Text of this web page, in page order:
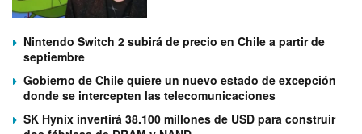
Nintendo Switch 2 subirá de precio en Chile a partir de
septiembre
Gobierno de Chile quiere un nuevo estado de excepción
donde se intercepten las telecomunicaciones
SK Hynix invertirá 38.100 millones de USD para construir